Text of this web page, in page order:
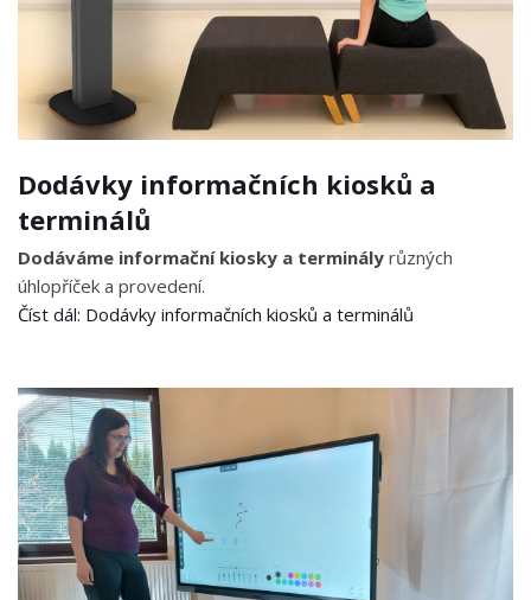
Dodávky informačních kiosků a
terminálů
Dodáváme informační kiosky a terminály různých
úhlopříček a provedení.
Číst dál: Dodávky informačních kiosků a terminálů